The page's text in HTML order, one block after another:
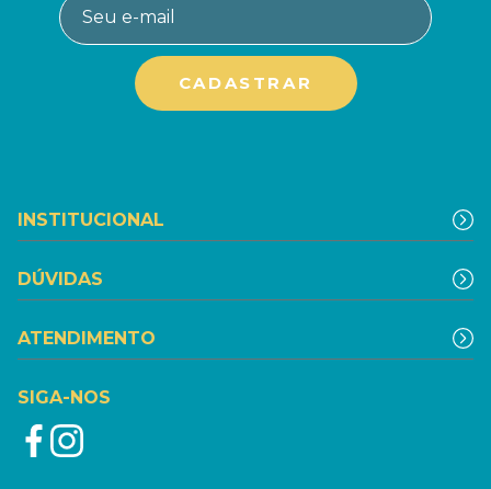
INSTITUCIONAL
DÚVIDAS
ATENDIMENTO
SIGA-NOS